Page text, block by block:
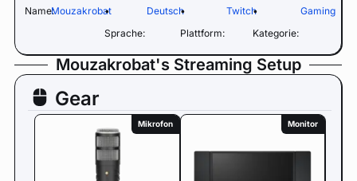
Name:Mouzakrobat
•
Sprache:
Deutsch
•
Plattform:
Twitch•
Kategorie:
Gaming
Mouzakrobat's Streaming Setup
Gear
Mikrofon Monitor